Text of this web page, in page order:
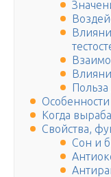
Особенности
Когда
Свойства,
Сон и